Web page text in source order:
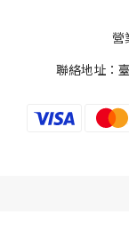
營
聯絡地址：